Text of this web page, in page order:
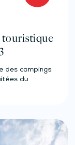
touristique
des campings
du